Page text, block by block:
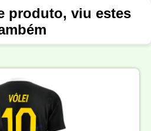
produto, viu estes